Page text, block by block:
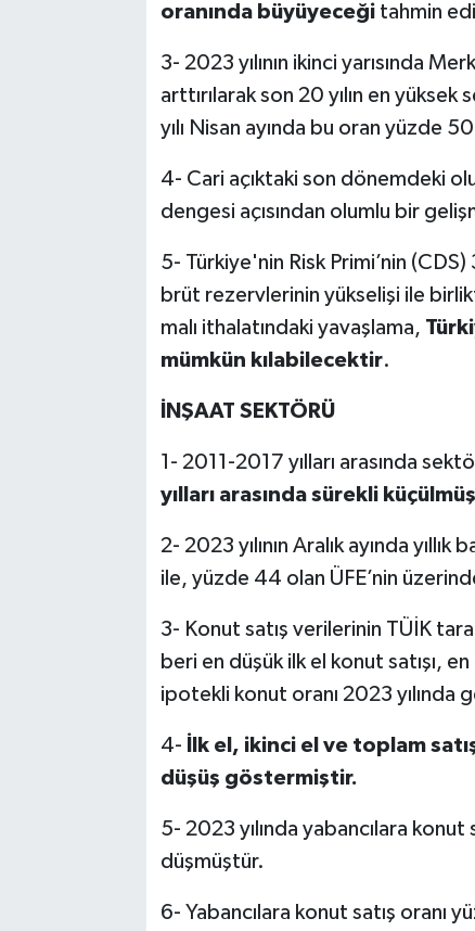
oranında büyüyeceğitahmin
3- 2023 yılının ikinci yarısında
arttırılarak son 20 yılın en
yılı Nisan ayında bu oran yüzde
4- Cari açıktaki son dönemdeki
dengesi açısından olumlu bir
5- Türkiye'nin Risk Primi’nin
brüt rezervlerinin yükselişi ile
malı ithalatındaki yavaşlama,
mümkün kılabilecektir.
İNŞAAT SEKTÖRÜ
1- 2011-2017 yılları arasında
yılları arasında sürekli
2- 2023 yılının Aralık ayında
ile, yüzde 44 olan ÜFE’nin
3- Konut satış verilerinin TÜİK
beri en düşük ilk el konut satışı,
ipotekli konut oranı 2023 yılında
4-
İlk el, ikinci el ve toplam
düşüş göstermiştir.
5- 2023 yılında yabancılara konut
düşmüştür.
6- Yabancılara konut satış oranı